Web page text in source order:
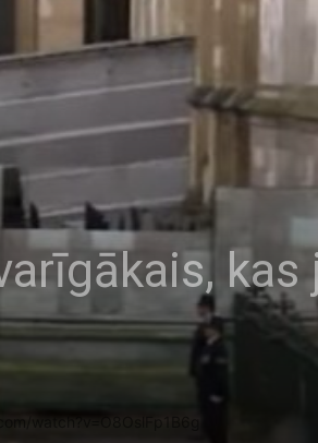
kas
watch?v=O8OslFp1B6g